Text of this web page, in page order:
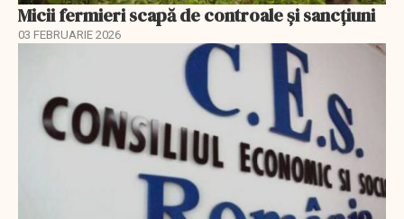
Micii fermieri scapă de controale și sancțiuni
03 FEBRUARIE 2026